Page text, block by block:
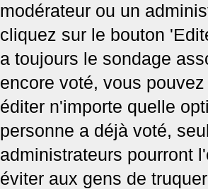
modérateur ou un
cliquez sur le bouton
a toujours le sondage
encore voté, vous
éditer n'importe quelle
personne a déjà voté,
administrateurs pourront
éviter aux gens de